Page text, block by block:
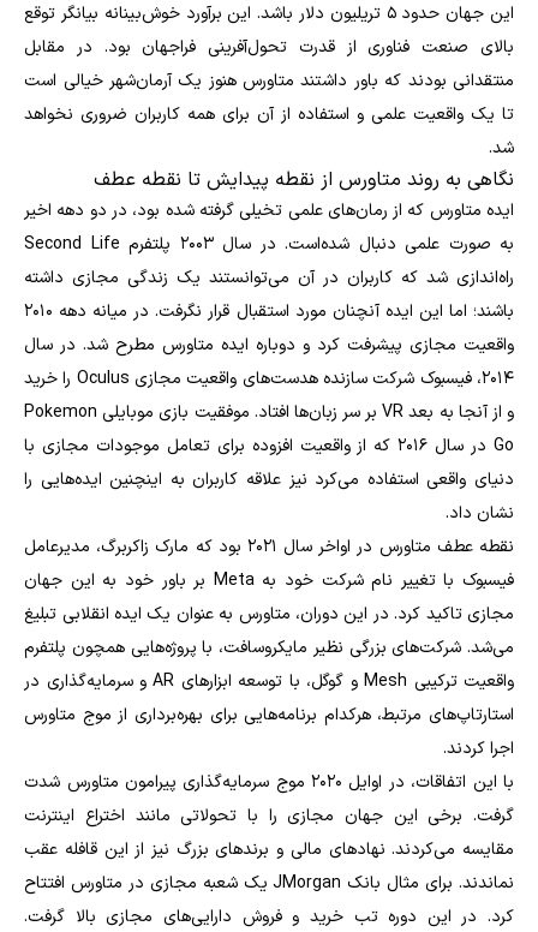
این جهان حدود ۵ تریلیون دلار باشد. این برآورد خوش‌بینانه بیانگر توقع
بالای صنعت فناوری از قدرت تحول‌آفرینی فراجهان بود. در مقابل
منتقدانی بودند که باور داشتند متاورس هنوز یک آرمان‌شهر خیالی است
تا یک واقعیت علمی و استفاده از آن برای همه کاربران ضروری نخواهد
شد.
نگاهی به روند متاورس از نقطه پیدایش تا نقطه عطف
ایده متاورس که از رمان‌های علمی تخیلی گرفته شده بود، در دو دهه اخیر
به صورت علمی دنبال شده‌است. در سال ۲۰۰۳ پلتفرم Second Life
راه‌اندازی شد که کاربران در آن می‌توانستند یک زندگی مجازی داشته
باشند؛ اما این ایده آنچنان مورد استقبال قرار نگرفت. در میانه دهه ۲۰۱۰
واقعیت مجازی پیشرفت کرد و دوباره ایده متاورس مطرح شد. در سال
۲۰۱۴، فیسبوک شرکت سازنده هدست‌های واقعیت مجازی Oculus را خرید
و از آنجا به بعد VR بر سر زبان‌ها افتاد. موفقیت بازی موبایلی Pokemon
Go در سال ۲۰۱۶ که از واقعیت افزوده برای تعامل موجودات مجازی با
دنیای واقعی استفاده می‌کرد نیز علاقه کاربران به اینچنین ایده‌هایی را
نشان داد.
نقطه عطف متاورس در اواخر سال ۲۰۲۱ بود که مارک زاکربرگ، مدیرعامل
فیسبوک با تغییر نام شرکت خود به Meta بر باور خود به این جهان
مجازی تاکید کرد. در این دوران، متاورس به عنوان یک ایده انقلابی تبلیغ
می‌شد. شرکت‌های بزرگی نظیر مایکروسافت، با پروژه‌هایی همچون پلتفرم
واقعیت ترکیبی Mesh و گوگل، با توسعه ابزارهای AR و سرمایه‌گذاری در
استارتاپ‌های مرتبط، هرکدام برنامه‌هایی برای بهره‌‌برداری از موج متاورس
اجرا کردند.
با این اتفاقات، در اوایل ۲۰۲۰ موج سرمایه‌گذاری پیرامون متاورس شدت
گرفت. برخی این جهان مجازی را با تحولاتی مانند اختراع اینترنت
مقایسه می‌کردند. نهادهای مالی و برندهای بزرگ نیز از این قافله عقب
نماندند. برای مثال بانک JMorgan یک شعبه مجازی در متاورس افتتاح
کرد. در این دوره تب خرید و فروش دارایی‌های مجازی بالا گرفت.